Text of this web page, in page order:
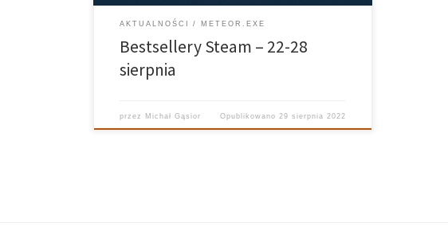
AKTUALNOŚCI METEOR.EXE
Bestsellery Steam – 22-28
sierpnia
przez Michał Gąsior Opublikowano 29 sierpnia 2022